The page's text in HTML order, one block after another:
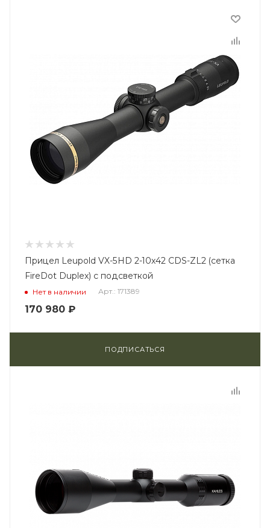
Прицел Leupold VX-5HD 2-10x42 CDS-ZL2 (сетка
FireDot Duplex) с подсветкой
Нет в наличии Арт.: 171389
170 980 ₽
ПОДПИСАТЬСЯ